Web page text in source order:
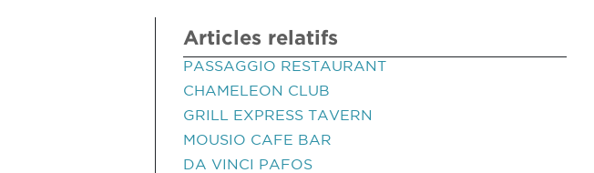
Articles relatifs
PASSAGGIO RESTAURANT
CHAMELEON CLUB
GRILL EXPRESS TAVERN
MOUSIO CAFE BAR
DA VINCI PAFOS